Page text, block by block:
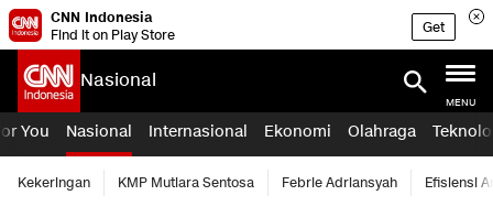
CNN Indonesia
Find it on Play Store
Get
Nasional
MENU
You Nasional Internasional Ekonomi Olahraga
Kekeringan KMP Mutiara Sentosa Febrie Adriansyah Efisiensi